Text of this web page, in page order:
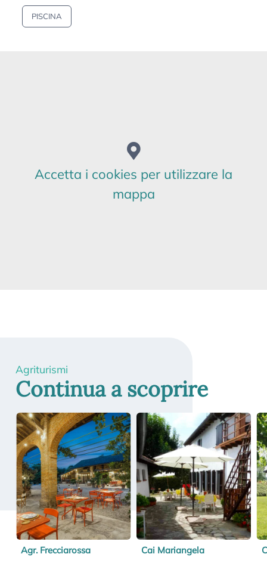
PISCINA
Accetta i cookies per utilizzare la
mappa
Agriturismi
Continua a scoprire
Agr. Frecciarossa Cai Mariangela